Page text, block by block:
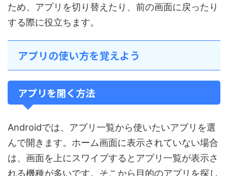
ため、アプリを切り替えたり、前の画面に戻ったり
する際に役立ちます。
アプリの使い方を覚えよう
アプリを開く方法
Androidでは、アプリ一覧から使いたいアプリを選
んで開きます。ホーム画面に表示されていない場合
は、画面を上にスワイプするとアプリ一覧が表示さ
れる機種が多いです。そこから目的のアプリを探し